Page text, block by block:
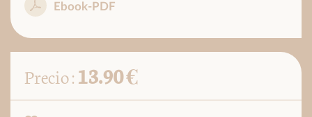
Ebook-PDF
Precio :13.90 €